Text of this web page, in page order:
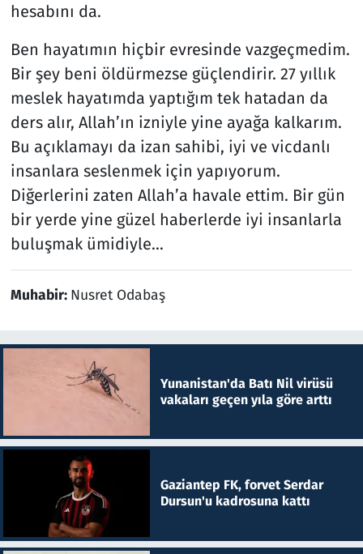
hesabını da.
Ben hayatımın hiçbir evresinde vazgeçmedim.
Bir şey beni öldürmezse güçlendirir. 27 yıllık
meslek hayatımda yaptığım tek hatadan da
ders alır, Allah’ın izniyle yine ayağa kalkarım.
Bu açıklamayı da izan sahibi, iyi ve vicdanlı
insanlara seslenmek için yapıyorum.
Diğerlerini zaten Allah’a havale ettim. Bir gün
bir yerde yine güzel haberlerde iyi insanlarla
buluşmak ümidiyle...
Muhabir: Nusret Odabaş
Yunanistan'da Batı Nil virüsü
vakaları geçen yıla göre arttı
Gaziantep FK, forvet Serdar
Dursun'u kadrosuna kattı